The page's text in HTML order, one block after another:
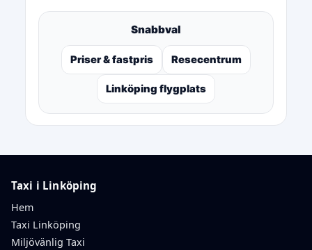
Snabbval
Priser & fastpris Resecentrum
Linköping flygplats
Taxi i Linköping
Hem
Taxi Linköping
Miljövänlig Taxi